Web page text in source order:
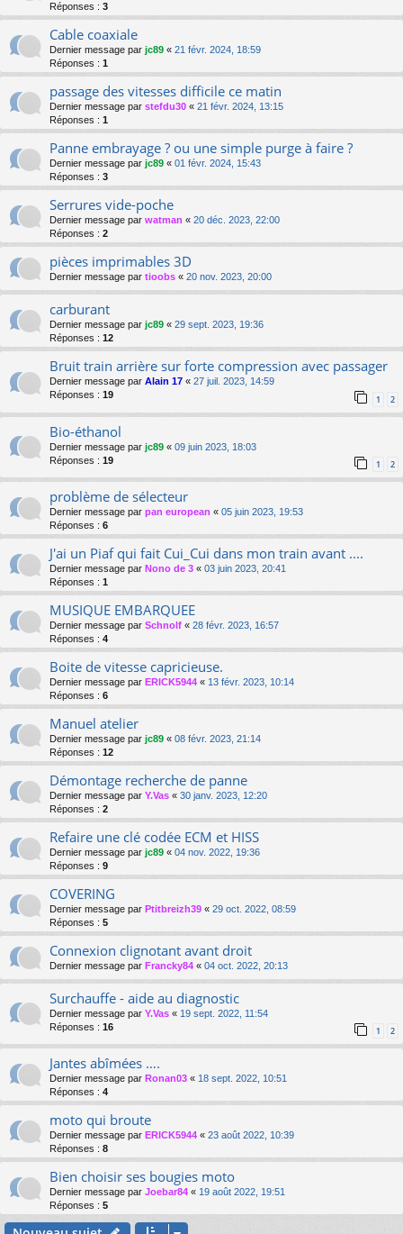
Réponses : 3
Cable coaxiale
Dernier message par jc89 « 21 févr. 2024, 18:59
Réponses : 1
passage des vitesses difficile ce matin
Dernier message par stefdu30 « 21 févr. 2024, 13:15
Réponses : 1
Panne embrayage ? ou une simple purge à faire ?
Dernier message par jc89 « 01 févr. 2024, 15:43
Réponses : 3
Serrures vide-poche
Dernier message par watman « 20 déc. 2023, 22:00
Réponses : 2
pièces imprimables 3D
Dernier message par tioobs « 20 nov. 2023, 20:00
carburant
Dernier message par jc89 « 29 sept. 2023, 19:36
Réponses : 12
Bruit train arrière sur forte compression avec passager
Dernier message par Alain 17 « 27 juil. 2023, 14:59
Réponses : 19 1 2
Bio-éthanol
Dernier message par jc89 « 09 juin 2023, 18:03
Réponses : 19 1 2
problème de sélecteur
Dernier message par pan european « 05 juin 2023, 19:53
Réponses : 6
J'ai un Piaf qui fait Cui_Cui dans mon train avant ....
Dernier message par Nono de 3 « 03 juin 2023, 20:41
Réponses : 1
MUSIQUE EMBARQUEE
Dernier message par Schnolf « 28 févr. 2023, 16:57
Réponses : 4
Boite de vitesse capricieuse.
Dernier message par ERICK5944 « 13 févr. 2023, 10:14
Réponses : 6
Manuel atelier
Dernier message par jc89 « 08 févr. 2023, 21:14
Réponses : 12
Démontage recherche de panne
Dernier message par Y.Vas « 30 janv. 2023, 12:20
Réponses : 2
Refaire une clé codée ECM et HISS
Dernier message par jc89 « 04 nov. 2022, 19:36
Réponses : 9
COVERING
Dernier message par Ptitbreizh39 « 29 oct. 2022, 08:59
Réponses : 5
Connexion clignotant avant droit
Dernier message par Francky84 « 04 oct. 2022, 20:13
Surchauffe - aide au diagnostic
Dernier message par Y.Vas « 19 sept. 2022, 11:54
Réponses : 16 1 2
Jantes abîmées ….
Dernier message par Ronan03 « 18 sept. 2022, 10:51
Réponses : 4
moto qui broute
Dernier message par ERICK5944 « 23 août 2022, 10:39
Réponses : 8
Bien choisir ses bougies moto
Dernier message par Joebar84 « 19 août 2022, 19:51
Réponses : 5